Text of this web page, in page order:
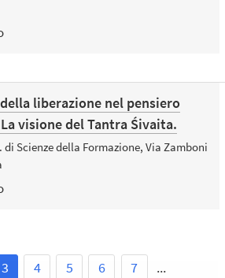
liberazione nel pensiero
visione del Tantra Śivaita.
di Scienze della Formazione, Via Zamboni
3 4 5 6 7
...